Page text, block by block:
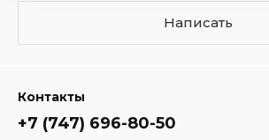
Написать
Контакты
+7 (747) 696-80-50